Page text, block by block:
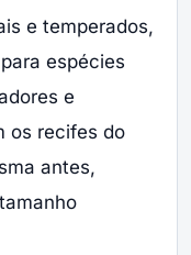
e temperados,
espécies
e
os recifes do
antes,